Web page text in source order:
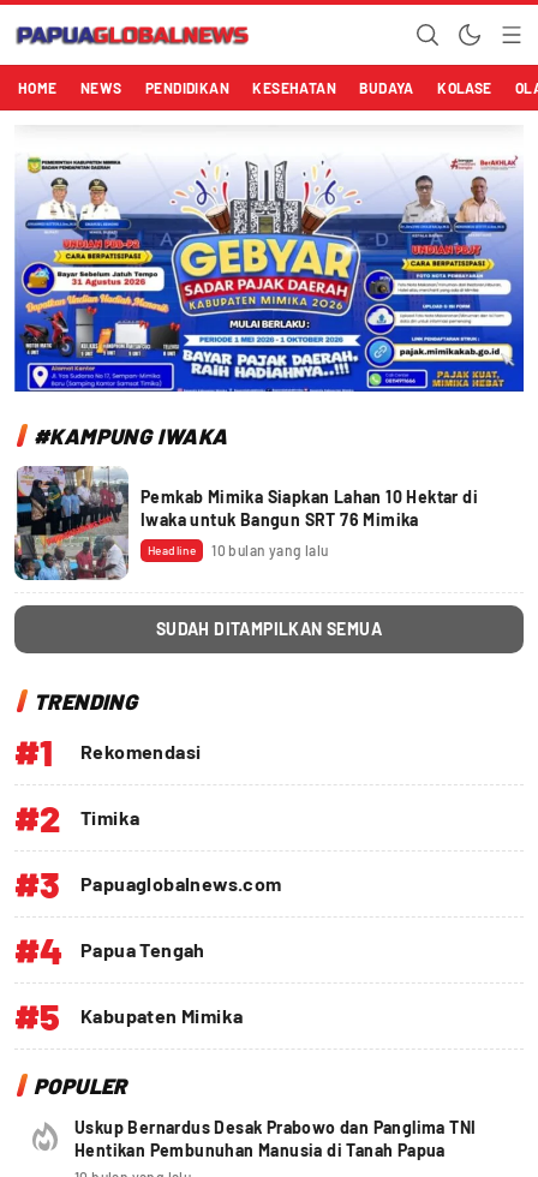
Papuaglobalnews.com
Menulis Fakta dengan Hati Bening
HOME NEWS PENDIDIKAN KESEHATAN BUDAYA KOLASE
#KAMPUNG IWAKA
Pemkab Mimika Siapkan Lahan 10 Hektar di
Iwaka untuk Bangun SRT 76 Mimika
Headline 10 bulan yang lalu
SUDAH DITAMPILKAN SEMUA
TRENDING
#1 Rekomendasi
#2 Timika
#3 Papuaglobalnews.com
#4 Papua Tengah
#5 Kabupaten Mimika
POPULER
Uskup Bernardus Desak Prabowo dan Panglima TNI
Hentikan Pembunuhan Manusia di Tanah Papua